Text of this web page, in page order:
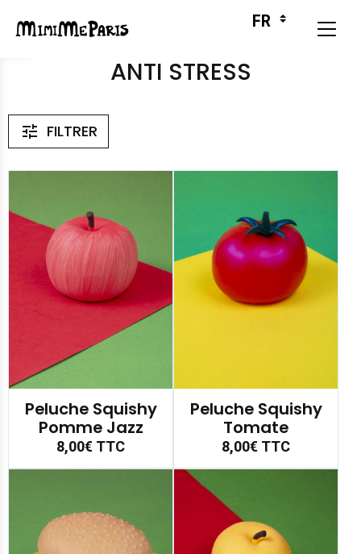
ANTI STRESS
FILTRER
Peluche Squishy
Pomme Jazz
8,00€TTC
Peluche Squishy
Tomate
8,00€TTC